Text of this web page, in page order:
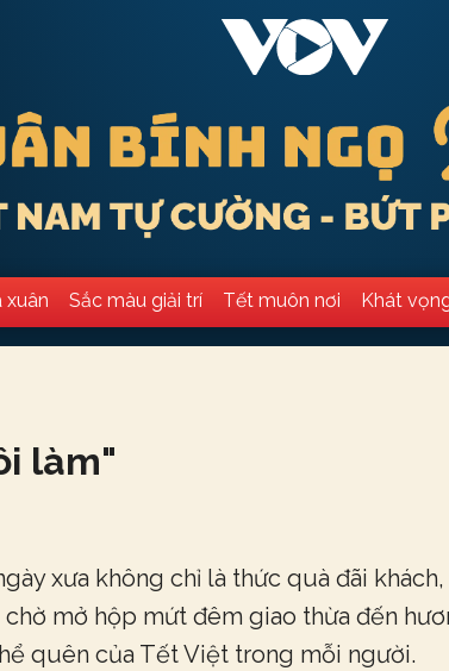
xuân Sắc màu giải trí Tết muôn nơi Khát
làm"
xưa không chỉ là thức quà đãi
chờ mở hộp mứt đêm giao thừa đến
quên của Tết Việt trong mỗi người.